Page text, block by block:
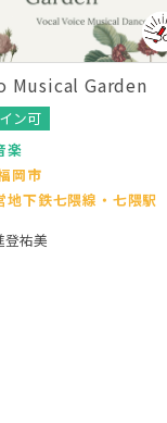
Musical Garden
ン可
楽
岡市
地下鉄七隈線・七隈駅
登祐美